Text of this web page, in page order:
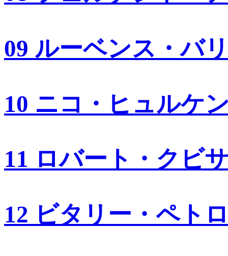
09 ルーベンス・バ
10 ニコ・ヒュルケ
11 ロバート・クビ
12 ビタリー・ペト